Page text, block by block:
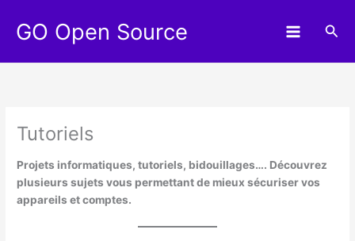
contenu
GO Open Source
Tutoriels
Projets informatiques, tutoriels, bidouillages…. Découvrez
plusieurs sujets vous permettant de mieux sécuriser vos
appareils et comptes.